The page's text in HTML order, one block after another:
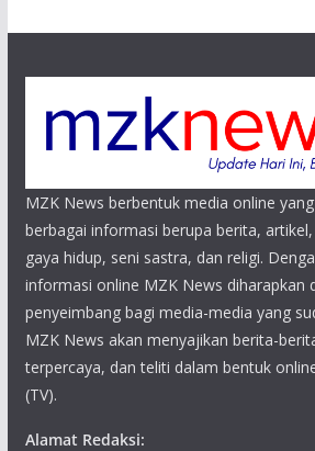
MZK News berbentuk media online
berbagai informasi berupa berita,
gaya hidup, seni sastra, dan religi.
informasi online MZK News diharapkan
penyeimbang bagi media-media yang
MZK News akan menyajikan berita-
terpercaya, dan teliti dalam bentuk
(TV).
Alamat Redaksi: